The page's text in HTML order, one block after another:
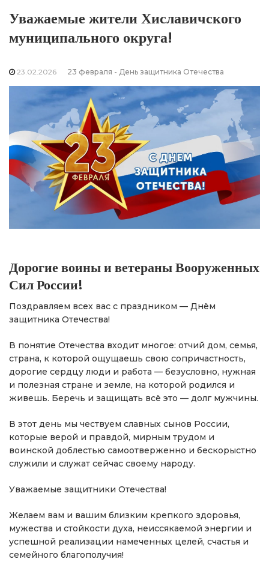
Уважаемые жители Хиславичского
муниципального округа!
23.02.2026 23 февраля - День защитника Отечества
Дорогие воины и ветераны Вооруженных
Сил России!
Поздравляем всех вас с праздником — Днём
защитника Отечества!
В понятие Отечества входит многое: отчий дом, семья,
страна, к которой ощущаешь свою сопричастность,
дорогие сердцу люди и работа — безусловно, нужная
и полезная стране и земле, на которой родился и
живешь. Беречь и защищать всё это — долг мужчины.
В этот день мы чествуем славных сынов России,
которые верой и правдой, мирным трудом и
воинской доблестью самоотверженно и бескорыстно
служили и служат сейчас своему народу.
Уважаемые защитники Отечества!
Желаем вам и вашим близким крепкого здоровья,
мужества и стойкости духа, неиссякаемой энергии и
успешной реализации намеченных целей, счастья и
семейного благополучия!